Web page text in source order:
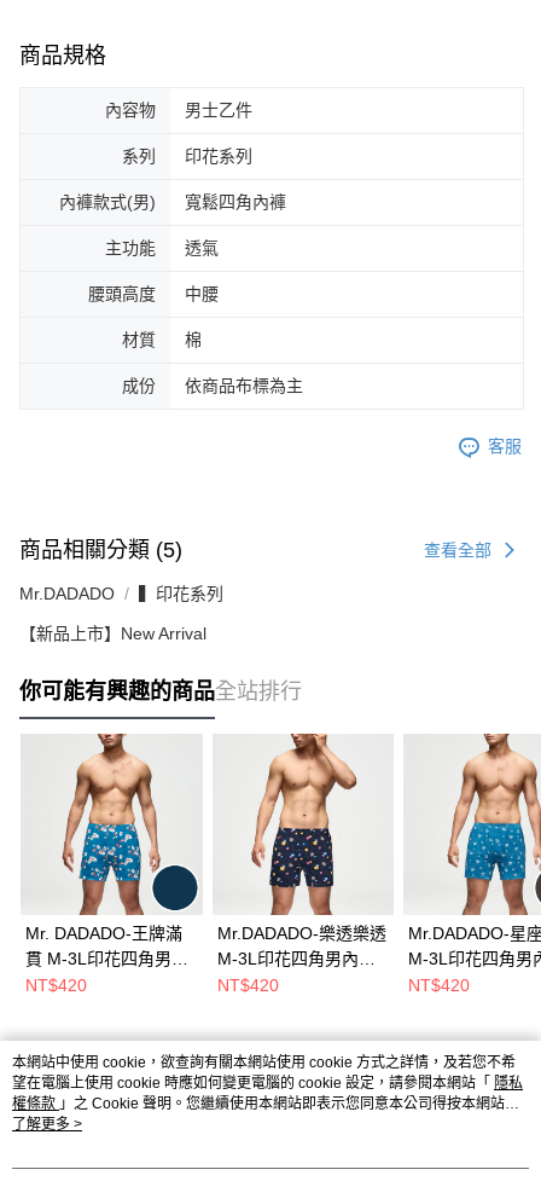
商品規格
內容物 男士乙件
系列 印花系列
內褲款式(男) 寬鬆四角內褲
主功能 透氣
腰頭高度 中腰
材質 棉
成份 依商品布標為主
客服
商品相關分類 (5) 查看全部
Mr.DADADO ▍印花系列
【新品上市】New Arrival
你可能有興趣的商品全站排行
Mr. DADADO-王牌滿
貫 M-3L印花四角男內
褲絲光針織棉(藍黑色)
NT$420
Mr.DADADO-樂透樂透
M-3L印花四角男內褲-
絲光針織棉(藍黑色)
NT$420
Mr.DADADO-星
M-3L印花四角男
(藍黑色)
NT$420
熱門標籤
本網站中使用 cookie，欲查詢有關本網站使用 cookie 方式之詳情，及若您不希
望在電腦上使用 cookie 時應如何變更電腦的 cookie 設定，請參閱本網站「 隱私
權條款 」之 Cookie 聲明。您繼續使用本網站即表示您同意本公司得按本網站使
用條款之 Cookie 聲明使用 cookie。
了解更多 >